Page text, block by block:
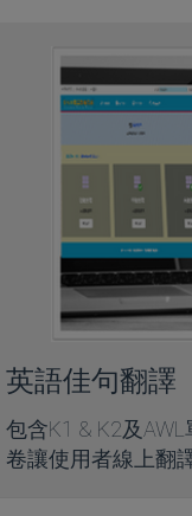
英語佳句翻譯
包含K1 & K2及
卷讓使用者線上翻